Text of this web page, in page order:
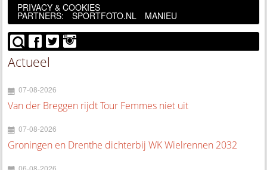
PRIVACY & COOKIES
PARTNERS: SPORTFOTO.NL MANIEU
Actueel
07-08-2026
Van der Breggen rijdt Tour Femmes niet uit
07-08-2026
Groningen en Drenthe dichterbij WK Wielrennen 2032
06-08-2026